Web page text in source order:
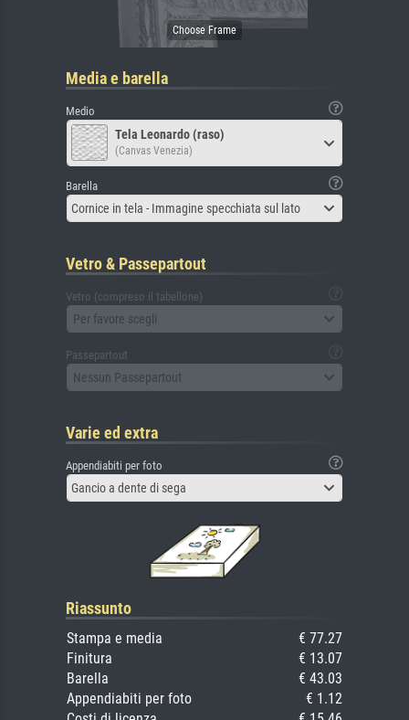
Media e barella
Medio
Tela Leonardo (raso)
(Canvas Venezia)
Barella
Cornice in tela - Immagine specchiata sul lato
Vetro & Passepartout
Vetro (compreso il tabellone)
Per favore scegli
Passepartout
Nessun Passepartout
Varie ed extra
Appendiabiti per foto
Gancio a dente di sega
Riassunto
Stampa e media
€ 77.27
Finitura
€ 13.07
Barella
€ 43.03
Appendiabiti per foto
€ 1.12